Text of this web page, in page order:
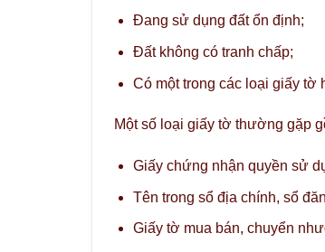
Đang sử dụng đất ổn định;
Đất không có tranh chấp;
Có một trong các loại giấy
Một số loại giấy tờ thường gặp
Giấy chứng nhận quyền sử
Tên trong sổ địa chính, sổ
Giấy tờ mua bán, chuyển